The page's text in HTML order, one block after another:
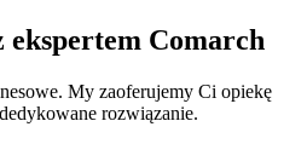
ekspertem Comarch
My zaoferujemy Ci opiekę
rozwiązanie.